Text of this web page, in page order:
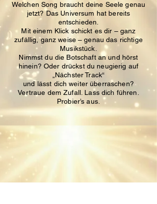
Welchen Song braucht deine Seele genau
jetzt?Das Universum hat bereits
entschieden.
Mit einem Klick schickt es dir – ganz
zufällig, ganz weise – genau das richtige
Musikstück.
Nimmst du die Botschaft an und hörst
hinein?Oder drückst du neugierig auf
„Nächster Track“
und lässt dich weiter überraschen?
Vertraue dem Zufall. Lass dich führen.
Probier’s aus.